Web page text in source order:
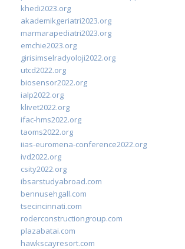
khedi2023.org
akademikgeriatri2023.org
marmarapediatri2023.org
emchie2023.org
girisimselradyoloji2022.org
utcd2022.org
biosensor2022.org
ialp2022.org
klivet2022.org
ifac-hms2022.org
taoms2022.org
iias-euromena-conference2022.org
ivd2022.org
csity2022.org
ibsarstudyabroad.com
bennusehgall.com
tsecincinnati.com
roderconstructiongroup.com
plazabatai.com
hawkscayresort.com